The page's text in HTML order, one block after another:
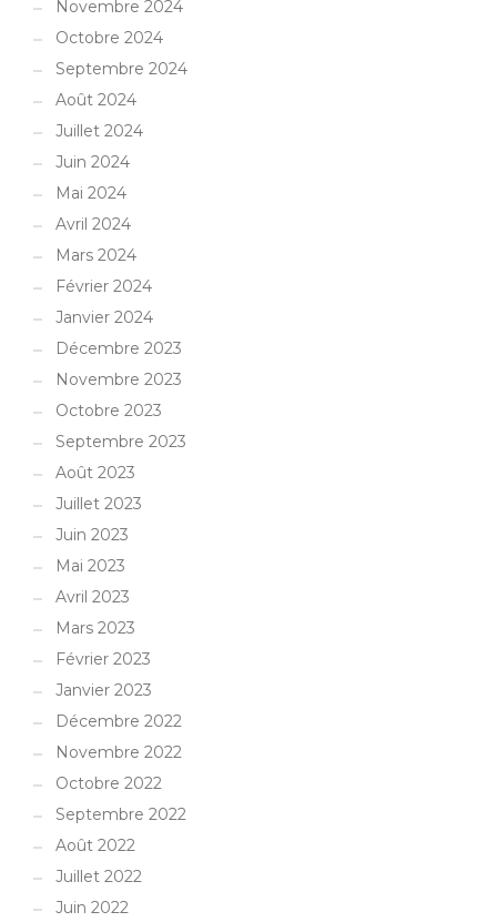
Novembre 2024
Octobre 2024
Septembre 2024
Août 2024
Juillet 2024
Juin 2024
Mai 2024
Avril 2024
Mars 2024
Février 2024
Janvier 2024
Décembre 2023
Novembre 2023
Octobre 2023
Septembre 2023
Août 2023
Juillet 2023
Juin 2023
Mai 2023
Avril 2023
Mars 2023
Février 2023
Janvier 2023
Décembre 2022
Novembre 2022
Octobre 2022
Septembre 2022
Août 2022
Juillet 2022
Juin 2022